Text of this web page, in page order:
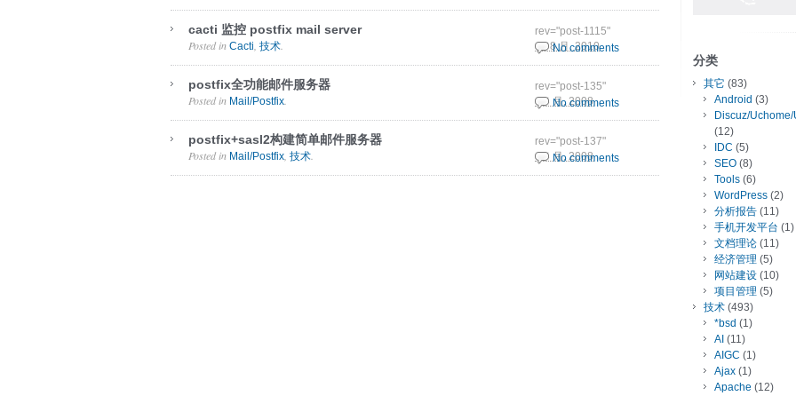
cacti 监控 postfix mail server
31 8 月, 2010
Posted in Cacti 技术
rev="post-1115"
No comments
postfix全功能邮件服务器
5 3 月, 2008
Posted in Mail/Postfix
rev="post-135"
No comments
postfix+sasl2构建简单邮件服务器
5 3 月, 2008
Posted in Mail/Postfix 技术
rev="post-137"
No comments
分类
其它 (83)
Android (3)
Discuz/
(12)
IDC (5)
SEO (8)
Tools (6)
WordPress (2)
分析报告 (11)
手机开发平台 (1)
文档理论 (11)
经济管理 (5)
网站建设 (10)
项目管理 (5)
技术 (493)
*bsd (1)
AI (11)
AIGC (1)
Ajax (1)
Apache (12)